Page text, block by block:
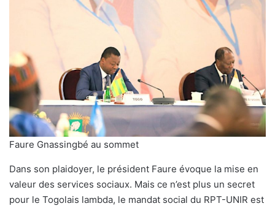
Faure Gnassingbé au sommet
Dans son plaidoyer, le président Faure évoque la mise en
valeur des services sociaux. Mais ce n’est plus un secret
pour le Togolais lambda, le mandat social du RPT-UNIR est